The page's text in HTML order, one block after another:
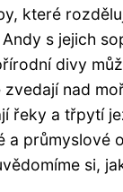
které
s jejich
divy
nad
řeky a třpytí
a
si,